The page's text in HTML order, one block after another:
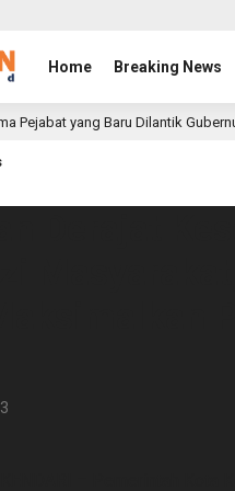
Home Breaking News
Pejabat yang Baru Dilantik